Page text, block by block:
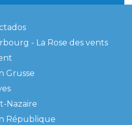
- La Rose des vents
Grusse
Nazaire
République